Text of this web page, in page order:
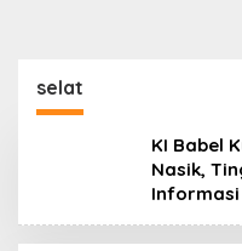
selat
KI Babel
Nasik,
Informasi